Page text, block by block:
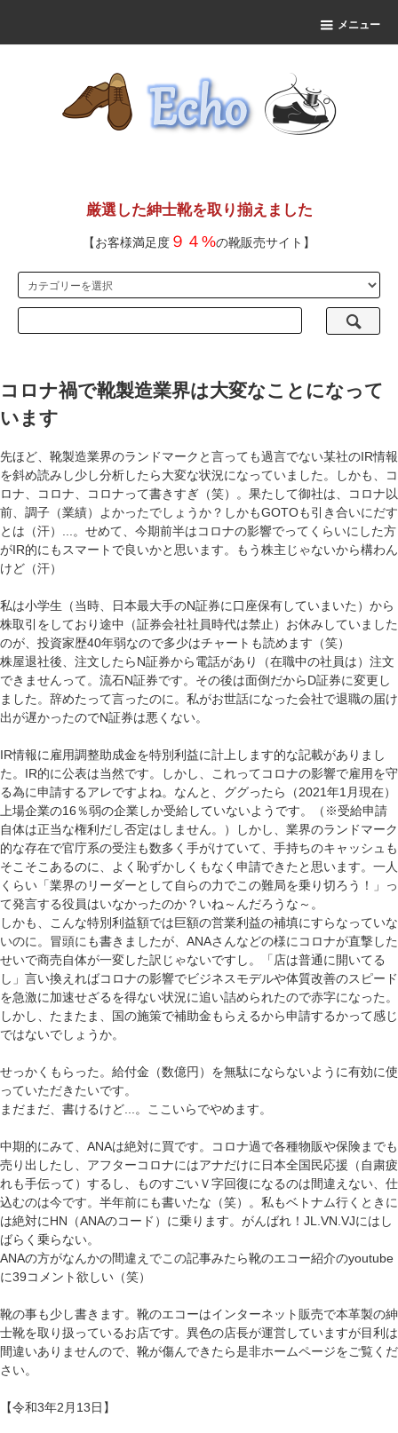
メニュー
厳選した紳士靴を取り揃えました
【お客様満足度 ９４%の靴販売サイト】
コロナ禍で靴製造業界は大変なことになって
います
先ほど、靴製造業界のランドマークと言っても過言でない某社のIR情報
を斜め読みし少し分析したら大変な状況になっていました。しかも、コ
ロナ、コロナ、コロナって書きすぎ（笑）。果たして御社は、コロナ以
前、調子（業績）よかったでしょうか？しかもGOTOも引き合いにだす
とは（汗）...。せめて、今期前半はコロナの影響でってくらいにした方
がIR的にもスマートで良いかと思います。もう株主じゃないから構わん
けど（汗）
私は小学生（当時、日本最大手のN証券に口座保有していまいた）から
株取引をしており途中（証券会社社員時代は禁止）お休みしていました
のが、投資家歴40年弱なので多少はチャートも読めます（笑）
株屋退社後、注文したらN証券から電話があり（在職中の社員は）注文
できませんって。流石N証券です。その後は面倒だからD証券に変更し
ました。辞めたって言ったのに。私がお世話になった会社で退職の届け
出が遅かったのでN証券は悪くない。
IR情報に雇用調整助成金を特別利益に計上します的な記載がありまし
た。IR的に公表は当然です。しかし、これってコロナの影響で雇用を守
る為に申請するアレですよね。なんと、ググったら（2021年1月現在）
上場企業の16％弱の企業しか受給していないようです。（※受給申請
自体は正当な権利だし否定はしません。）しかし、業界のランドマーク
的な存在で官庁系の受注も数多く手がけていて、手持ちのキャッシュも
そこそこあるのに、よく恥ずかしくもなく申請できたと思います。一人
くらい「業界のリーダーとして自らの力でこの難局を乗り切ろう！」っ
て発言する役員はいなかったのか？いね～んだろうな～。
しかも、こんな特別利益額では巨額の営業利益の補填にすらなっていな
いのに。冒頭にも書きましたが、ANAさんなどの様にコロナが直撃した
せいで商売自体が一変した訳じゃないですし。「店は普通に開いてる
し」言い換えればコロナの影響でビジネスモデルや体質改善のスピード
を急激に加速せざるを得ない状況に追い詰められたので赤字になった。
しかし、たまたま、国の施策で補助金もらえるから申請するかって感じ
ではないでしょうか。
せっかくもらった。給付金（数億円）を無駄にならないように有効に使
っていただきたいです。
まだまだ、書けるけど...。ここいらでやめます。
中期的にみて、ANAは絶対に買です。コロナ過で各種物販や保険までも
売り出したし、アフターコロナにはアナだけに日本全国民応援（自粛疲
れも手伝って）するし、ものすごいＶ字回復になるのは間違えない、仕
込むのは今です。半年前にも書いたな（笑）。私もベトナム行くときに
は絶対にHN（ANAのコード）に乗ります。がんばれ！JL.VN.VJにはし
ばらく乗らない。
ANAの方がなんかの間違えでこの記事みたら靴のエコー紹介のyoutube
に39コメント欲しい（笑）
靴の事も少し書きます。靴のエコーはインターネット販売で本革製の紳
士靴を取り扱っているお店です。異色の店長が運営していますが目利は
間違いありませんので、靴が傷んできたら是非ホームページをご覧くだ
さい。
【令和3年2月13日】